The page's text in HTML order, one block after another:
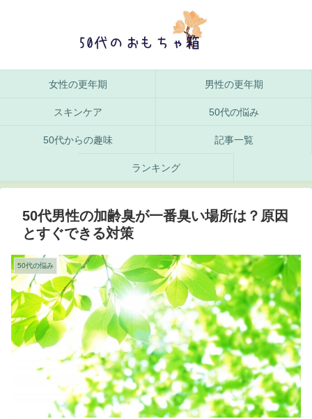
女性の更年期 男性の更年期
スキンケア 50代の悩み
50代からの趣味 記事一覧
ランキング
50代男性の加齢臭が一番臭い場所は？原因
とすぐできる対策
50代の悩み